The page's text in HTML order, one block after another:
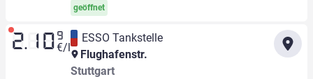
geöffnet
2.10 9
€/l
ESSO Tankstelle
Flughafenstr.
Stuttgart